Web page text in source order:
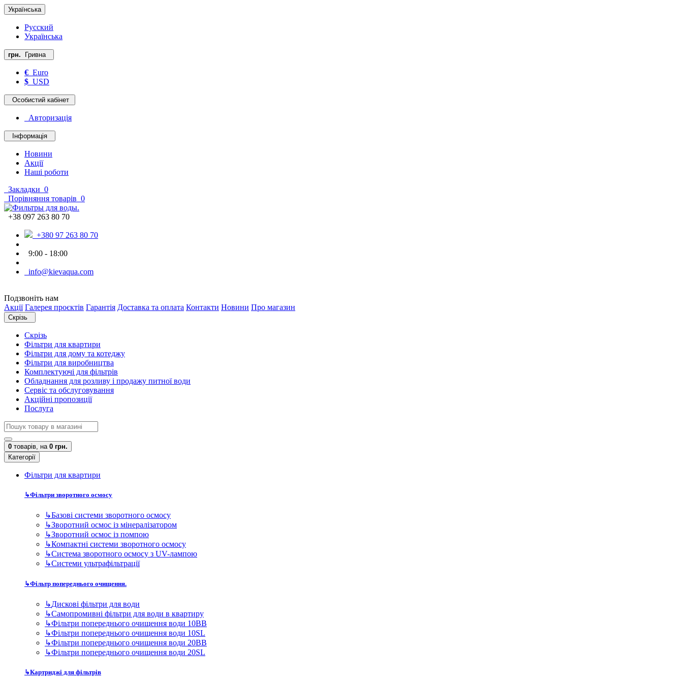
Українська
Русский
Українська
грн. Гривна
€ Euro
$ USD
Особистий кабінет
Авторизація
Інформація
Новини
Акції
Наші роботи
Закладки 0
Порівняння товарів 0
+38 097 263 80 70
+380 97 263 80 70
9:00 - 18:00
info@kievaqua.com
Подзвоніть нам
Акції Галерея проєктів Гарантія Доставка та оплата Контакти Новини Про магазин
Скрізь
Скрізь
Фільтри для квартири
Фільтри для дому та котеджу
Фільтри для виробництва
Комплектуючі для фільтрів
Обладнання для розливу і продажу питної води
Сервіс та обслуговування
Акційні пропозиції
Послуга
0 товарів, на 0 грн.
Категорії
Фільтри для квартири
↳Фільтри зворотного осмосу
↳Базові системи зворотного осмосу
↳Зворотний осмос із мінералізатором
↳Зворотний осмос із помпою
↳Компактні системи зворотного осмосу
↳Система зворотного осмосу з UV-лампою
↳Системи ультрафільтрації
↳Фільтр попереднього очищення.
↳Дискові фільтри для води
↳Самопромивні фільтри для води в квартиру
↳Фільтри попереднього очищення води 10BB
↳Фільтри попереднього очищення води 10SL
↳Фільтри попереднього очищення води 20BB
↳Фільтри попереднього очищення води 20SL
↳Картриджі для фільтрів